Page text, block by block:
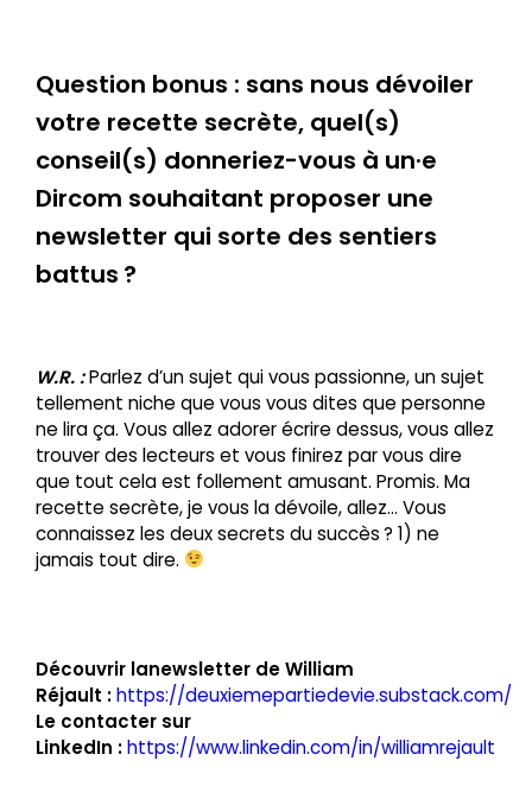
Question bonus : sans nous dévoiler
votre recette secrète, quel(s)
conseil(s) donneriez-vous à un·e
Dircom souhaitant proposer une
newsletter qui sorte des sentiers
battus ?
W.R. :Parlez d’un sujet qui vous passionne, un sujet
tellement niche que vous vous dites que personne
ne lira ça. Vous allez adorer écrire dessus, vous allez
trouver des lecteurs et vous finirez par vous dire
que tout cela est follement amusant. Promis. Ma
recette secrète, je vous la dévoile, allez… Vous
connaissez les deux secrets du succès ? 1) ne
jamais tout dire.
Découvrir lanewsletter de William
Réjault :https://deuxiemepartiedevie.substack.com/
Le contacter sur
LinkedIn :https://www.linkedin.com/in/williamrejault